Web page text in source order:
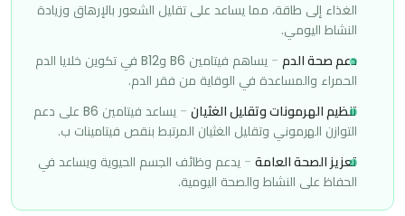
الغذاء إلى طاقة، مما يساعد على تقليل الشعور بالإرهاق وزيادة
النشاط اليومي.
دعم صحة الدم -
يساهم فيتامين B6 وB12 في تكوين خلايا الدم
الحمراء والمساعدة في الوقاية من فقر الدم.
تنظيم الهرمونات وتقليل الغثيان -
يساعد فيتامين B6 على دعم
التوازن الهرموني وتقليل الغثيان المرتبط بنقص فيتامينات ب.
تعزيز الصحة العامة - يدعم وظائف الجسم الحيوية ويساعد في
الحفاظ على النشاط والصحة اليومية.